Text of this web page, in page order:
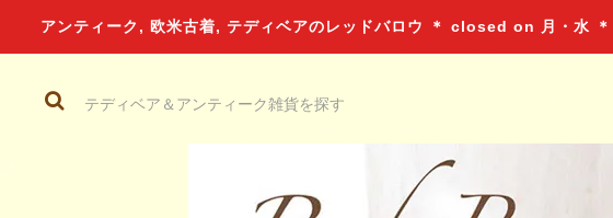
アンティーク, 欧米古着, テディベアのレッドバロウ ＊ closed on 月・水